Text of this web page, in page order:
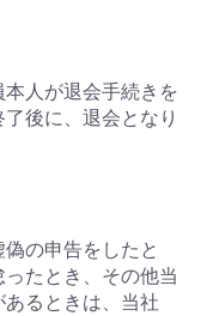
人が退会手続きを
後に、退会となり
の申告をしたと
たとき、その他当
るときは、当社